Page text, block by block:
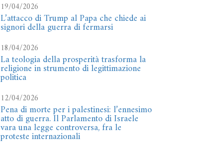
19/04/2026
L’attacco di Trump al Papa che chiede ai
signori della guerra di fermarsi
18/04/2026
La teologia della prosperità trasforma la
religione in strumento di legittimazione
politica
12/04/2026
Pena di morte per i palestinesi: l’ennesimo
atto di guerra. Il Parlamento di Israele
vara una legge controversa, fra le
proteste internazionali